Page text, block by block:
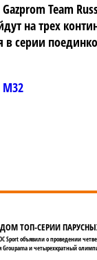
Team
на трех
серии
М32
СЕРИИ ПАРУСНЫХ
объявили о проведении
и четырехкратный